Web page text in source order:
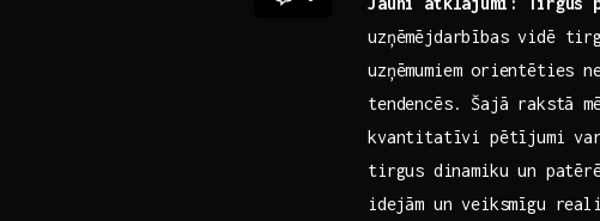
uzņēmējdarbības vidē
uzņēmumiem
tendencēs.⁤ Šajā rakstā
kvantitatīvi pētījumi var
tirgus⁢ dinamiku ‌un
⁢idejām un veiksmīgu